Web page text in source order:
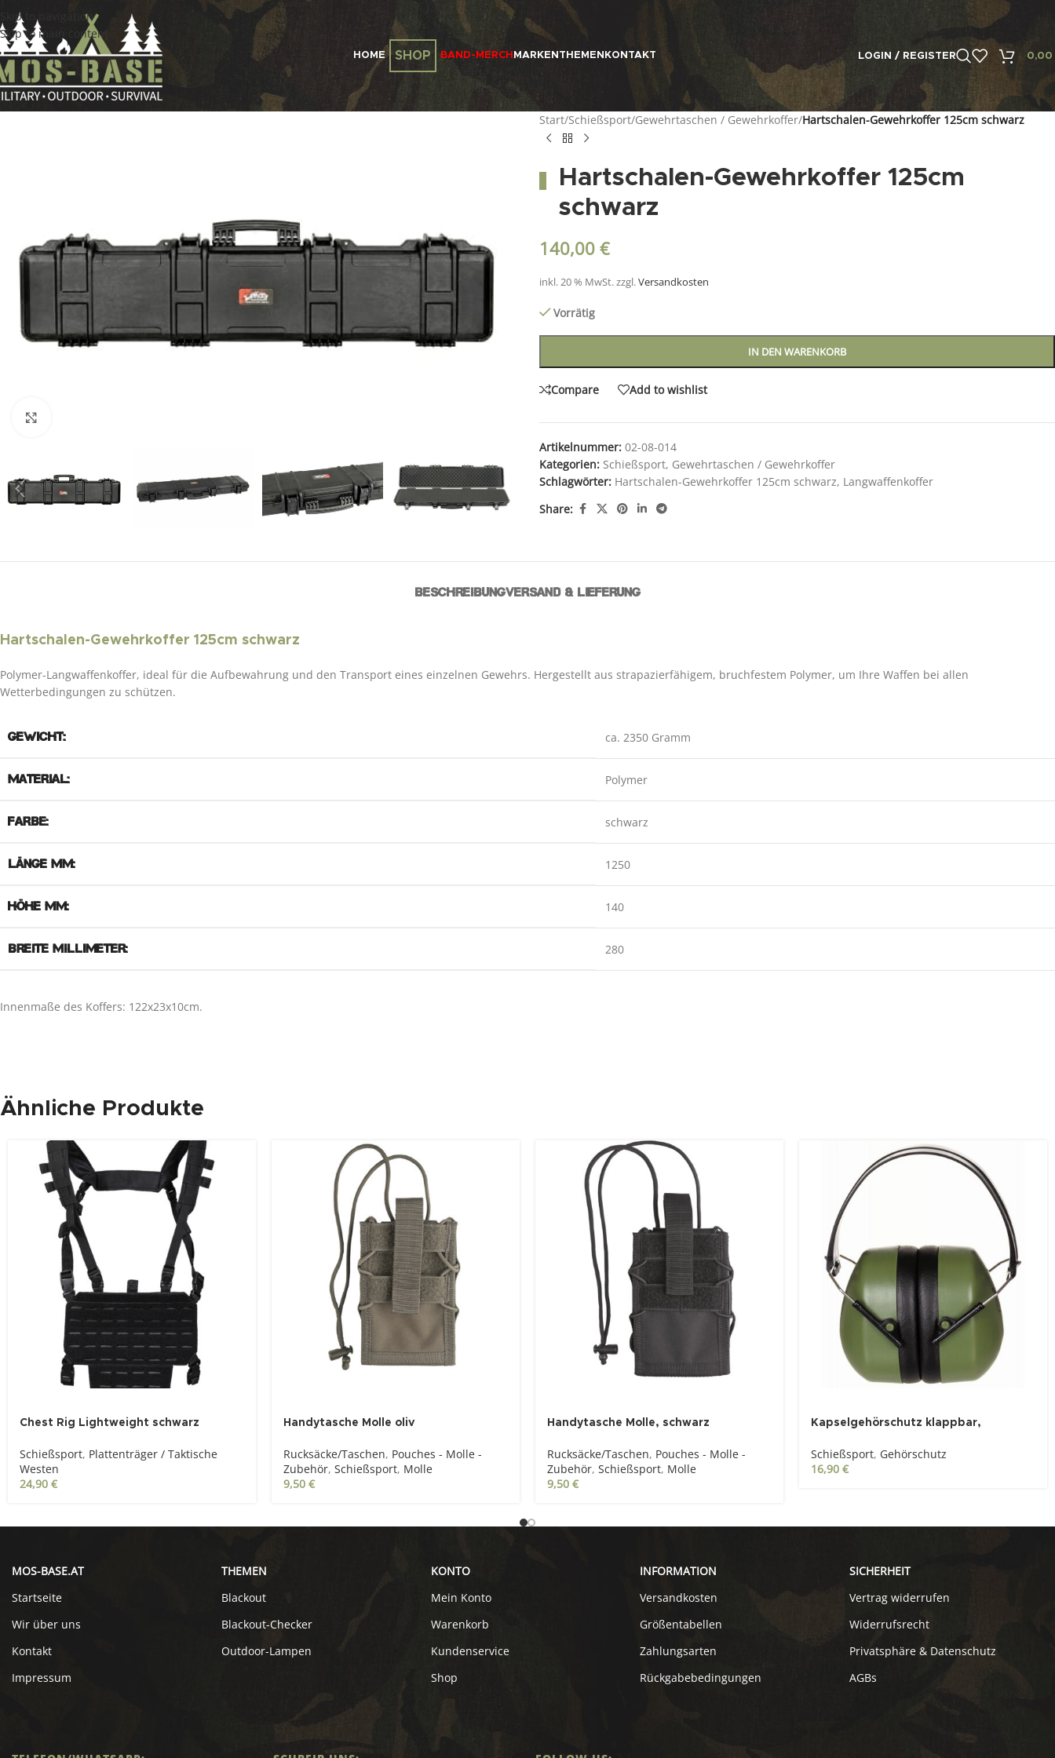
Skip to navigation
Skip to main content
HOME SHOP BAND-MERCH MARKEN THEMEN KONTAKT LOGIN / REGISTER 0,00
Start/Schießsport/Gewehrtaschen / Gewehrkoffer/Hartschalen-Gewehrkoffer 125cm schwarz
Hartschalen-Gewehrkoffer 125cm
schwarz
140,00 €
inkl. 20 % MwSt.zzgl.Versandkosten
Vorrätig
IN DEN WARENKORB
Compare Add to wishlist
Artikelnummer: 02-08-014
Kategorien: Schießsport, Gewehrtaschen / Gewehrkoffer
Schlagwörter: Hartschalen-Gewehrkoffer 125cm schwarz, Langwaffenkoffer
Share:
BESCHREIBUNGVERSAND & LIEFERUNG
Hartschalen-Gewehrkoffer 125cm schwarz
Polymer-Langwaffenkoffer, ideal für die Aufbewahrung und den Transport eines einzelnen Gewehrs. Hergestellt aus strapazierfähigem, bruchfestem Polymer, um Ihre Waffen bei allen
Wetterbedingungen zu schützen.
GEWICHT: ca. 2350 Gramm
MATERIAL: Polymer
FARBE: schwarz
LÄNGE MM: 1250
HÖHE MM: 140
BREITE MILLIMETER: 280
Innenmaße des Koffers: 122x23x10cm.
Ähnliche Produkte
Chest Rig Lightweight schwarz
Schießsport, Plattenträger / Taktische
Westen
24,90 €
Handytasche Molle oliv
Rucksäcke/Taschen, Pouches - Molle -
Zubehör, Schießsport, Molle
9,50 €
Handytasche Molle, schwarz
Rucksäcke/Taschen, Pouches - Molle -
Zubehör, Schießsport, Molle
9,50 €
Kapselgehörschutz klappbar,
Schießsport, Gehörschutz
16,90 €
MOS-BASE.AT
Startseite
Wir über uns
Kontakt
Impressum
THEMEN
Blackout
Blackout-Checker
Outdoor-Lampen
KONTO
Mein Konto
Warenkorb
Kundenservice
Shop
INFORMATION
Versandkosten
Größentabellen
Zahlungsarten
Rückgabebedingungen
SICHERHEIT
Vertrag widerrufen
Widerrufsrecht
Privatsphäre & Datenschutz
AGBs